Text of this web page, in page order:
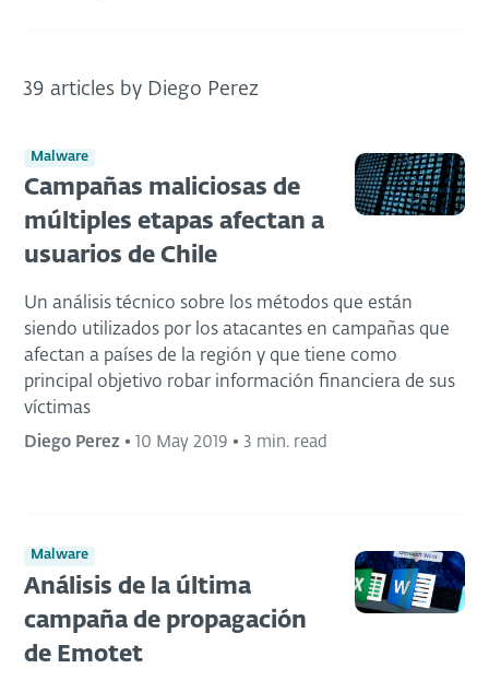
39 articles by Diego Perez
Malware
Campañas maliciosas de
múltiples etapas afectan a
usuarios de Chile
Un análisis técnico sobre los métodos que están
siendo utilizados por los atacantes en campañas que
afectan a países de la región y que tiene como
principal objetivo robar información financiera de sus
víctimas
Diego Perez • 10 May 2019 • 3 min. read
Malware
Análisis de la última
campaña de propagación
de Emotet